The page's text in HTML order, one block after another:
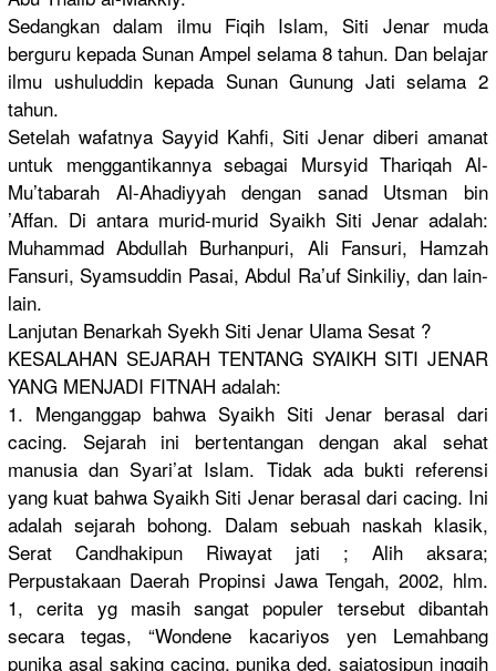
Sedangkan dalam ilmu Fiqih Islam, Siti Jenar muda
berguru kepada Sunan Ampel selama 8 tahun. Dan belajar
ilmu ushuluddin kepada Sunan Gunung Jati selama 2
tahun.
Setelah wafatnya Sayyid Kahfi, Siti Jenar diberi amanat
untuk menggantikannya sebagai Mursyid Thariqah Al-
Mu’tabarah Al-Ahadiyyah dengan sanad Utsman bin
’Affan. Di antara murid-murid Syaikh Siti Jenar adalah:
Muhammad Abdullah Burhanpuri, Ali Fansuri, Hamzah
Fansuri, Syamsuddin Pasai, Abdul Ra’uf Sinkiliy, dan lain-
lain.
Lanjutan Benarkah Syekh Siti Jenar Ulama Sesat ?
KESALAHAN SEJARAH TENTANG SYAIKH SITI JENAR
YANG MENJADI FITNAH adalah:
1. Menganggap bahwa Syaikh Siti Jenar berasal dari
cacing. Sejarah ini bertentangan dengan akal sehat
manusia dan Syari’at Islam. Tidak ada bukti referensi
yang kuat bahwa Syaikh Siti Jenar berasal dari cacing. Ini
adalah sejarah bohong. Dalam sebuah naskah klasik,
Serat Candhakipun Riwayat jati ; Alih aksara;
Perpustakaan Daerah Propinsi Jawa Tengah, 2002, hlm.
1, cerita yg masih sangat populer tersebut dibantah
secara tegas, “Wondene kacariyos yen Lemahbang
punika asal saking cacing, punika ded, sajatosipun inggih